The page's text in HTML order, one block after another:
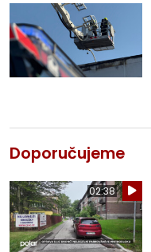
Doporučujeme
02:38